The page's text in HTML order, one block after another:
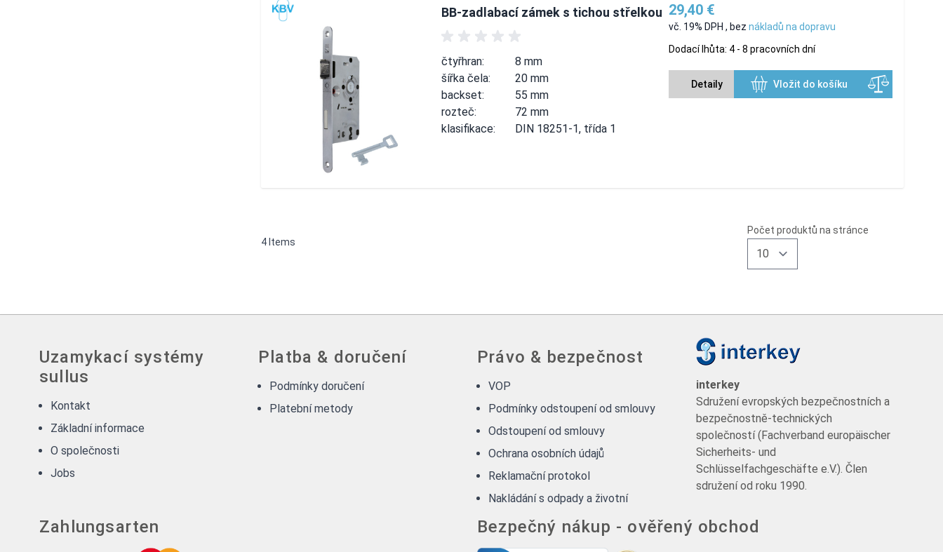
BB-zadlabací zámek s tichou střelkou
čtyřhran:
8 mm
šířka čela:
20 mm
backset:
55 mm
rozteč:
72 mm
klasifikace:
DIN 18251-1, třída 1
29,40 €
vč. 19% DPH , bez nákladů na dopravu
Dodací lhůta: 4 - 8 pracovních dní
Detaily Vložit do košíku
4 Items
Počet produktů na stránce
Uzamykací systémy
sullus
Kontakt
Základní informace
O společnosti
Jobs
Platba & doručení
Podmínky doručení
Platební metody
Právo & bezpečnost
VOP
Podmínky odstoupení od smlouvy
Odstoupení od smlouvy
Ochrana osobních údajů
Reklamační protokol
Nakládání s odpady a životní
interkey
Sdružení evropských bezpečnostních a
bezpečnostně-technických
společností (Fachverband europäischer
Sicherheits- und
Schlüsselfachgeschäfte e.V.). Člen
sdružení od roku 1990.
Zahlungsarten Bezpečný nákup - ověřený obchod